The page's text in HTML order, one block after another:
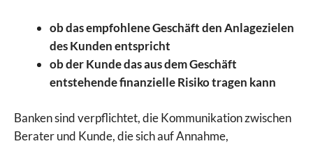
ob das empfohlene Geschäft den Anlagezielen
des Kunden entspricht
ob der Kunde das aus dem Geschäft
entstehende finanzielle Risiko tragen kann
Banken sind verpflichtet, die Kommunikation zwischen
Berater und Kunde, die sich auf Annahme,